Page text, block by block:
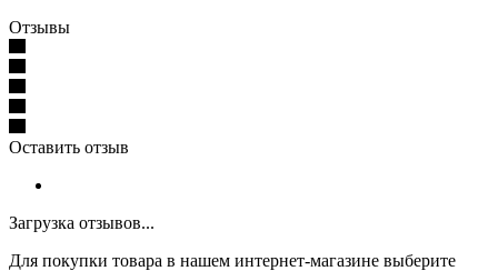
Отзывы
Оставить отзыв
Загрузка отзывов...
Для покупки товара в нашем интернет-магазине выберите